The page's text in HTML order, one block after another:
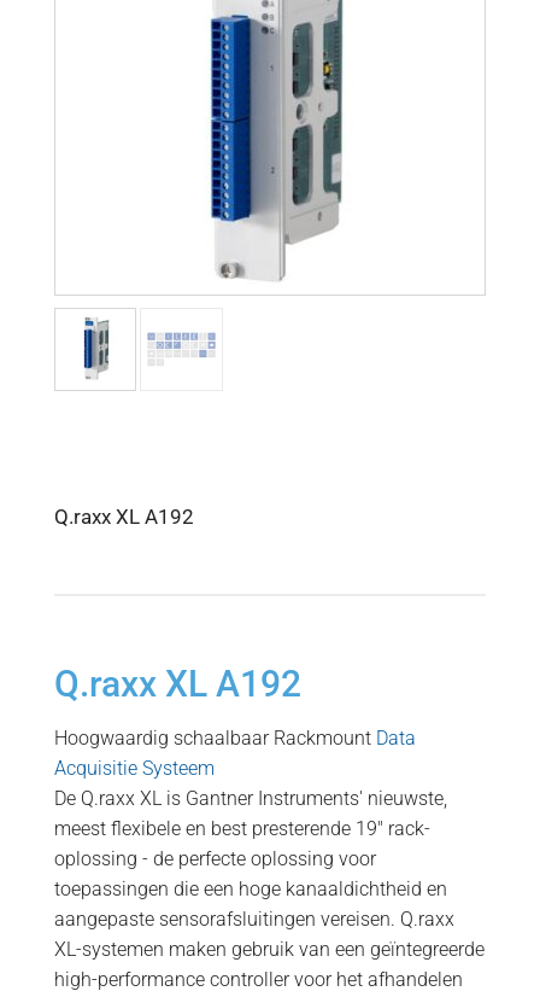
Q.raxx XL A192
Q.raxx XL A192
Hoogwaardig schaalbaar Rackmount Data
Acquisitie Systeem
De Q.raxx XL is Gantner Instruments' nieuwste,
meest flexibele en best presterende 19″ rack-
oplossing - de perfecte oplossing voor
toepassingen die een hoge kanaaldichtheid en
aangepaste sensorafsluitingen vereisen. Q.raxx
XL-systemen maken gebruik van een geïntegreerde
high-performance controller voor het afhandelen